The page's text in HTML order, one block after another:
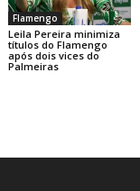
Flamengo
Leila Pereira minimiza
títulos do Flamengo
após dois vices do
Palmeiras